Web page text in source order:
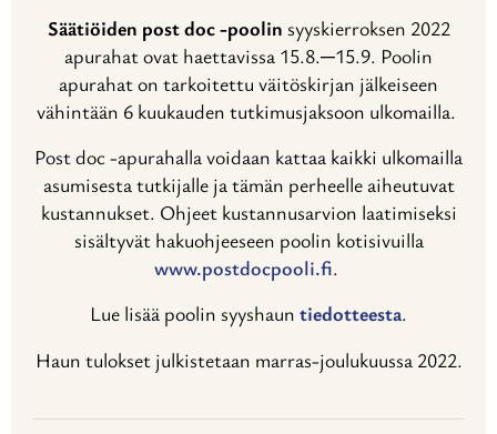
Säätiöiden post doc -poolin syyskierroksen 2022
apurahat ovat haettavissa 15.8.─15.9. Poolin
apurahat on tarkoitettu väitöskirjan jälkeiseen
vähintään 6 kuukauden tutkimusjaksoon ulkomailla.
Post doc -apurahalla voidaan kattaa kaikki ulkomailla
asumisesta tutkijalle ja tämän perheelle aiheutuvat
kustannukset. Ohjeet kustannusarvion laatimiseksi
sisältyvät hakuohjeeseen poolin kotisivuilla
www.postdocpooli.fi.
Lue lisää poolin syyshaun tiedotteesta.
Haun tulokset julkistetaan marras-joulukuussa 2022.